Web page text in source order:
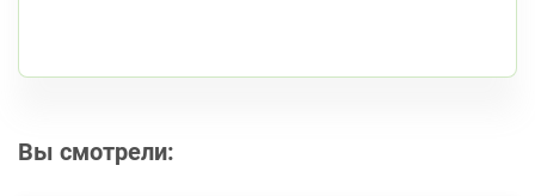
Вы смотрели: